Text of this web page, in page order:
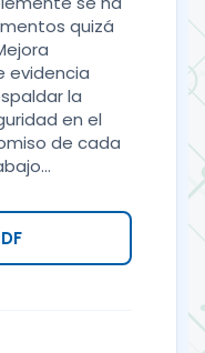
quizá
evidencia
la
en el
de cada